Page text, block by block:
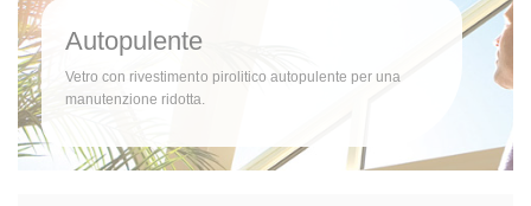
Autopulente
Vetro con rivestimento pirolitico autopulente per una
manutenzione ridotta.